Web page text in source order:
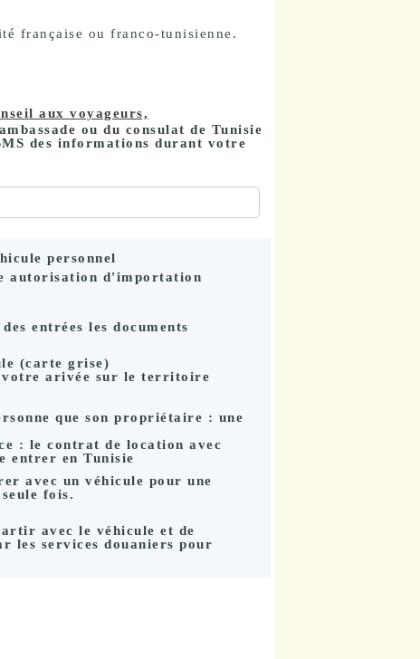
française ou franco-tunisienne.
aux voyageurs,
ou du consulat de Tunisie
des informations durant votre
personnel
autorisation d'importation
entrées les documents
(carte grise)
votre arivée sur le territoire
que son propriétaire : une
: le contrat de location avec
entrer en Tunisie
avec un véhicule pour une
seule fois.
avec le véhicule et de
les services douaniers pour